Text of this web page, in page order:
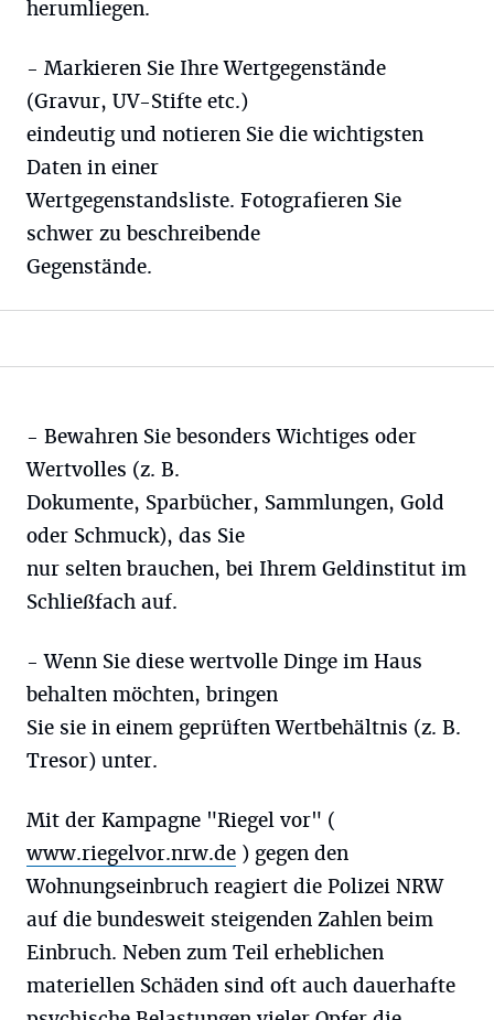
herumliegen.
- Markieren Sie Ihre Wertgegenstände
(Gravur, UV-Stifte etc.)
eindeutig und notieren Sie die wichtigsten
Daten in einer
Wertgegenstandsliste. Fotografieren Sie
schwer zu beschreibende
Gegenstände.
- Bewahren Sie besonders Wichtiges oder
Wertvolles (z. B.
Dokumente, Sparbücher, Sammlungen, Gold
oder Schmuck), das Sie
nur selten brauchen, bei Ihrem Geldinstitut im
Schließfach auf.
- Wenn Sie diese wertvolle Dinge im Haus
behalten möchten, bringen
Sie sie in einem geprüften Wertbehältnis (z. B.
Tresor) unter.
Mit der Kampagne "Riegel vor" (
www.riegelvor.nrw.de ) gegen den
Wohnungseinbruch reagiert die Polizei NRW
auf die bundesweit steigenden Zahlen beim
Einbruch. Neben zum Teil erheblichen
materiellen Schäden sind oft auch dauerhafte